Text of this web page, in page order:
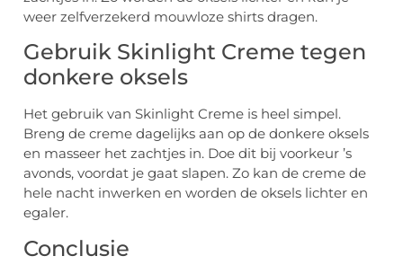
weer zelfverzekerd mouwloze shirts dragen.
Gebruik Skinlight Creme tegen
donkere oksels
Het gebruik van Skinlight Creme is heel simpel.
Breng de creme dagelijks aan op de donkere oksels
en masseer het zachtjes in. Doe dit bij voorkeur ’s
avonds, voordat je gaat slapen. Zo kan de creme de
hele nacht inwerken en worden de oksels lichter en
egaler.
Conclusie